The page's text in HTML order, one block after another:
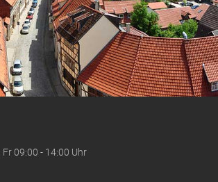
Fr 09:00 - 14:00 Uhr